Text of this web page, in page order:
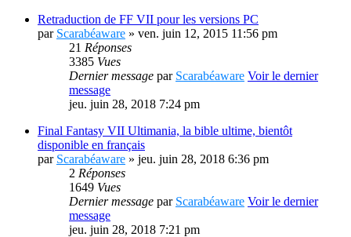
Retraduction de FF VII pour les versions PC
par Scarabéaware » ven. juin 12, 2015 11:56 pm
21 Réponses
3385 Vues
Dernier message par Scarabéaware Voir le dernier
message
jeu. juin 28, 2018 7:24 pm
Final Fantasy VII Ultimania, la bible ultime, bientôt
disponible en français
par Scarabéaware » jeu. juin 28, 2018 6:36 pm
2 Réponses
1649 Vues
Dernier message par Scarabéaware Voir le dernier
message
jeu. juin 28, 2018 7:21 pm